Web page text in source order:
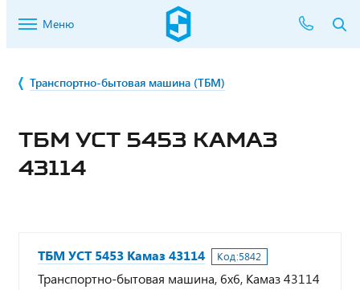
Меню
Транспортно-бытовая машина (ТБМ)
ТБМ УСТ 5453 КАМАЗ
43114
ТБМ УСТ 5453 Камаз 43114 Код:5842
Транспортно-бытовая машина, 6х6, Камаз 43114